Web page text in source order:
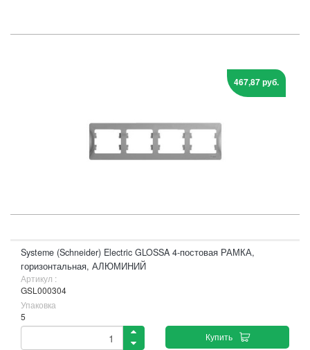
467,87 руб.
Systeme (Schneider) Electric GLOSSA 4-постовая РАМКА,
горизонтальная, АЛЮМИНИЙ
Артикул :
GSL000304
Упаковка
5
Купить